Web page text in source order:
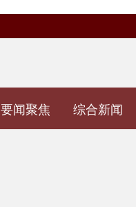
要闻聚焦 综合新闻